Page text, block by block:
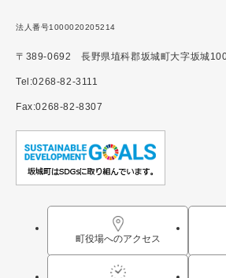
法人番号1000020205214
〒389-0692 長野県埴科郡坂城町大字坂城
Tel:0268-82-3111
Fax:0268-82-8307
町役場へのアクセス